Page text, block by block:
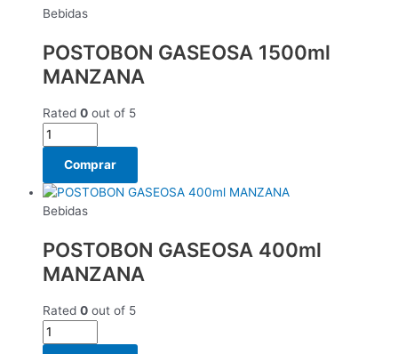
Bebidas
POSTOBON GASEOSA 1500ml
MANZANA
Rated 0 out of 5
Comprar
Bebidas
POSTOBON GASEOSA 400ml
MANZANA
Rated 0 out of 5